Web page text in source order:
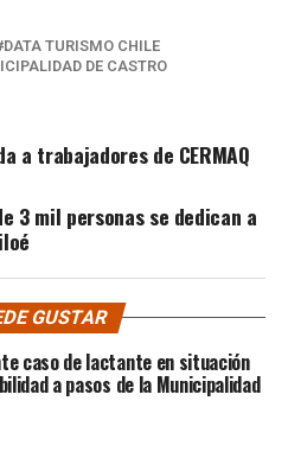
DATA TURISMO CHILE
DE CASTRO
a trabajadores de CERMAQ
3 mil personas se dedican a
GUSTAR
caso de lactante en situación
a pasos de la Municipalidad